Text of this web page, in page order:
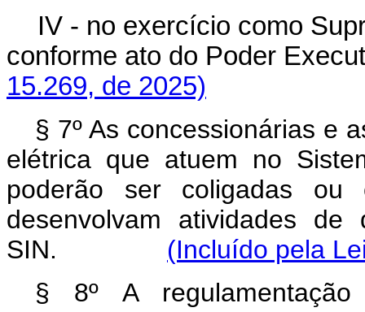
IV - no exercício como
conforme ato do Poder
15.269, de 2025)
§ 7º As concessionárias e
elétrica que atuem no
poderão ser coligadas ou
desenvolvam atividades
SIN. (Incluído pela
§ 8º A